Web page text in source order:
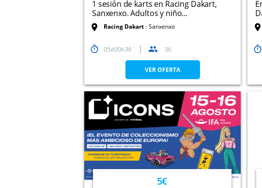
1 sesión de karts en Racing Dakart,
Sanxenxo. Adultos y niño...
Racing Dakart Sanxenxo
05 00 36 36
VER OFERTA
5€